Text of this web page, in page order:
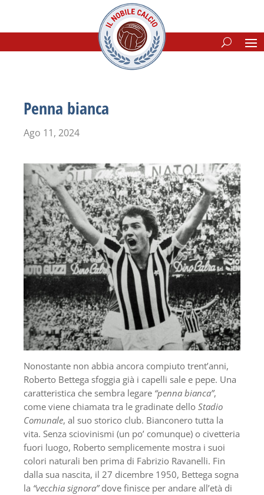
Penna bianca
Ago 11, 2024
Nonostante non abbia ancora compiuto trent’anni,
Roberto Bettega sfoggia già i capelli sale e pepe. Una
caratteristica che sembra legare “penna bianca”,
come viene chiamata tra le gradinate dello Stadio
Comunale, al suo storico club. Bianconero tutta la
vita. Senza sciovinismi (un po’ comunque) o civetteria
fuori luogo, Roberto semplicemente mostra i suoi
colori naturali ben prima di Fabrizio Ravanelli. Fin
dalla sua nascita, il 27 dicembre 1950, Bettega sogna
la “vecchia signora”dove finisce per andare all’età di